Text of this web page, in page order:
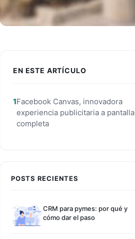
EN ESTE ARTÍCULO
Facebook Canvas, innovadora
experiencia publicitaria a pantalla
completa
POSTS RECIENTES
CRM para pymes: por qué y
cómo dar el paso